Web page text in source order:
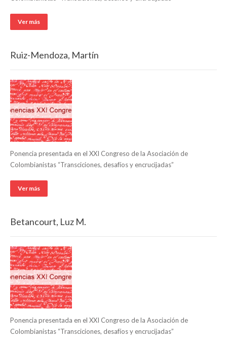
Ver más
Ruiz-Mendoza, Martín
Ponencia presentada en el XXI Congreso de la Asociación de
Colombianistas “Transciciones, desafíos y encrucijadas”
Ver más
Betancourt, Luz M.
Ponencia presentada en el XXI Congreso de la Asociación de
Colombianistas “Transciciones, desafíos y encrucijadas”